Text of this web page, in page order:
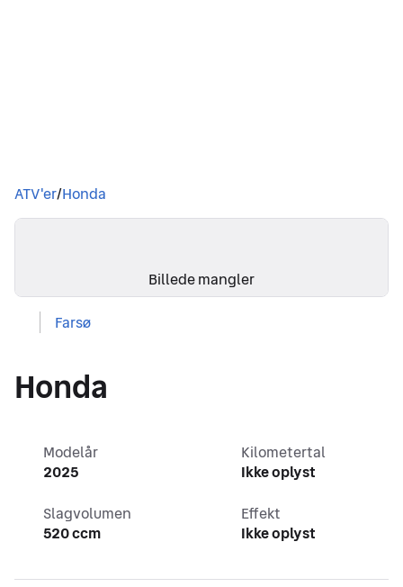
Du er her
ATV'er/Honda
Billedgalleri
Billede mangler
Farsø
Honda
Modelår
2025
Kilometertal
Ikke oplyst
Slagvolumen
520 ccm
Effekt
Ikke oplyst